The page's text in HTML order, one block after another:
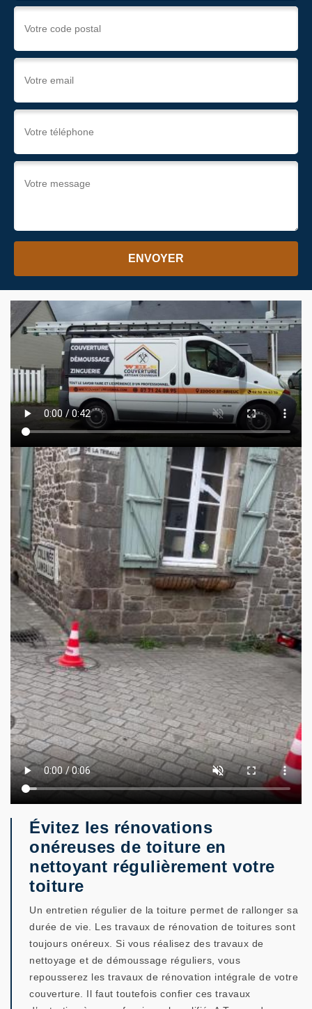
Évitez les rénovations
onéreuses de toiture en
nettoyant régulièrement votre
toiture
Un entretien régulier de la toiture permet de rallonger sa
durée de vie. Les travaux de rénovation de toitures sont
toujours onéreux. Si vous réalisez des travaux de
nettoyage et de démoussage réguliers, vous
repousserez les travaux de rénovation intégrale de votre
couverture. Il faut toutefois confier ces travaux